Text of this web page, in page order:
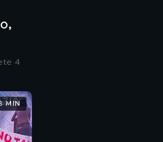
di una vita di
persona speciale"
Lotito, Silvio
e il calcio
4
MIN